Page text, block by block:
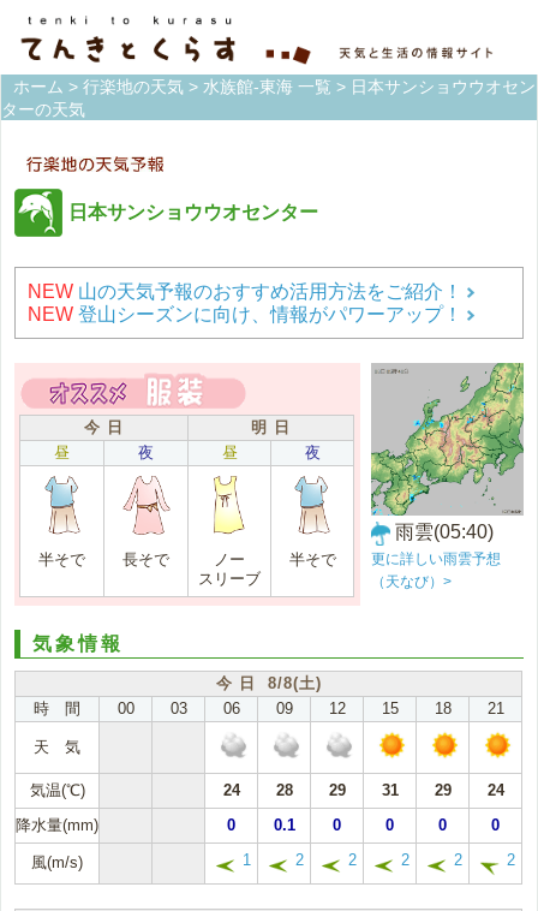
ホーム > 行楽地の天気 > 水族館-東海 一覧 > 日本サンショウウオセン
ターの天気
日本サンショウウオセンター
NEW 山の天気予報のおすすめ活用方法をご紹介！
NEW 登山シーズンに向け、情報がパワーアップ！
今 日
明 日
昼
夜 昼 夜
半そで 長そで
ノー
スリーブ
半そで
雨雲(05:40)
更に詳しい雨雲予想
（天なび）>
気象情報
今 日 8/8(土)
時 間
00 03 06 09 12 15 18 21
天 気
気温(℃) 24 28 29 31 29
24
降水量(mm)
0 0.1 0 0 0 0
風(m/s) 1 2 2 2 2 2